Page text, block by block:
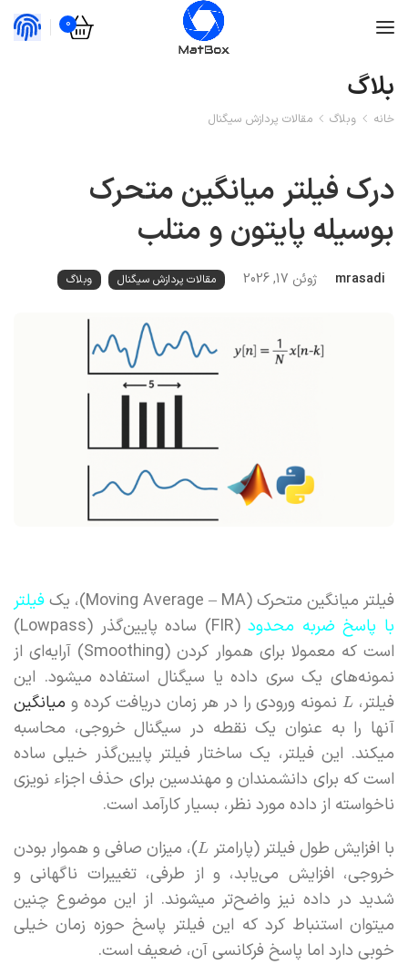
0
بلاگ
خانه وبلاگ مقالات پردازش سیگنال
درک فیلتر میانگین متحرک
بوسیله پایتون و متلب
mrasadi ژوئن 17, 2026 مقالات پردازش سیگنال وبلاگ
فیلتر میانگین متحرک (Moving Average – MA)، یک
فیلتر
با پاسخ ضربه محدود
(FIR) ساده پایین‌گذر (Lowpass)
است که معمولا برای هموار کردن (Smoothing) آرایه‌ای از
نمونه‌های یک سری داده یا سیگنال استفاده میشود. این
فیلتر، L نمونه ورودی را در هر زمان دریافت کرده و میانگین
آنها را به عنوان یک نقطه در سیگنال خروجی، محاسبه
میکند. این فیلتر، یک ساختار فیلتر پایین‌گذر خیلی ساده
است که برای دانشمندان و مهندسین برای حذف اجزاء نویزی
ناخواسته از داده مورد نظر، بسیار کارآمد است.
با افزایش طول فیلتر (پارامتر L)، میزان صافی و هموار بودن
خروجی، افزایش می‌یابد، و از طرفی، تغییرات ناگهانی و
شدید در داده نیز واضح‌تر میشوند. از این موضوع چنین
میتوان استنباط کرد که این فیلتر پاسخ حوزه زمان خیلی
خوبی دارد اما پاسخ فرکانسی آن، ضعیف است.